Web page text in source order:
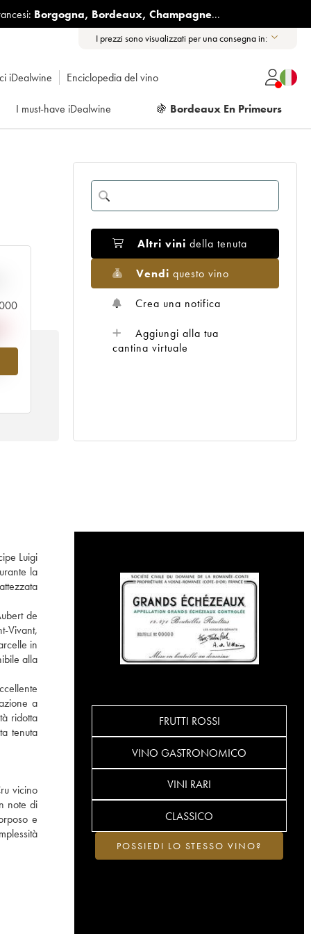
Borgogna, Bordeaux, Champagne...
I prezzi sono visualizzati per una consegna in:
iDealwine Enciclopedia del vino
I must-have iDealwine 🍇 Bordeaux En Primeurs
Altri vini della tenuta
Vendi questo vino
Crea una notifica
Aggiungi alla tua
cantina virtuale
Luigi
la
de
Vivant,
in
alla
a
ridotta
tenuta
vicino
note di
e
FRUTTI ROSSI
VINO GASTRONOMICO
VINI RARI
CLASSICO
POSSIEDI LO STESSO VINO?